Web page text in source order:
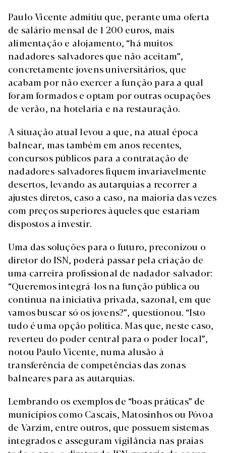
Paulo Vicente admitiu que, perante uma oferta
de salário mensal de 1 200 euros, mais
alimentação e alojamento, “há muitos
nadadores-salvadores que não aceitam”,
concretamente jovens universitários, que
acabam por não exercer a função para a qual
foram formados e optam por outras ocupações
de verão, na hotelaria e na restauração.
A situação atual levou a que, na atual época
balnear, mas também em anos recentes,
concursos públicos para a contratação de
nadadores-salvadores fiquem invariavelmente
desertos, levando as autarquias a recorrer a
ajustes diretos, caso a caso, na maioria das vezes
com preços superiores àqueles que estariam
dispostos a investir.
Uma das soluções para o futuro, preconizou o
diretor do ISN, poderá passar pela criação de
uma carreira profissional de nadador-salvador:
“Queremos integrá-los na função pública ou
continua na iniciativa privada, sazonal, em que
vamos buscar só os jovens?”, questionou. “Isto
tudo é uma opção política. Mas que, neste caso,
reverteu do poder central para o poder local”,
notou Paulo Vicente, numa alusão à
transferência de competências das zonas
balneares para as autarquias.
Lembrando os exemplos de “boas práticas” de
municípios como Cascais, Matosinhos ou Póvoa
de Varzim, entre outros, que possuem sistemas
integrados e asseguram vigilância nas praias